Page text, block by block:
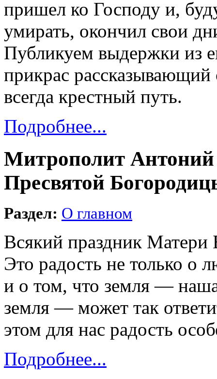
пришел ко Господу и,
умирать, окончил свои
Публикуем выдержки из
прикрас рассказывающий
всегда крестный путь.
Подробнее...
Митрополит
Пресвятой
Раздел: О главном
Всякий праздник Матери
Это радость не только о
и о том, что земля —
земля — может так
этом для нас радость
Подробнее...